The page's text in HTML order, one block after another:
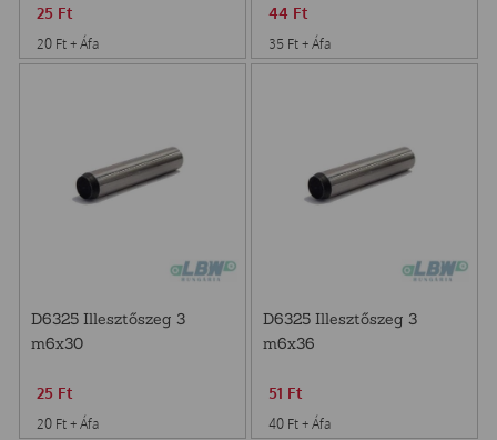
25 Ft
20 Ft + Áfa
44 Ft
35 Ft + Áfa
D6325 Illesztőszeg 3
m6x30
25 Ft
20 Ft + Áfa
D6325 Illesztőszeg 3
m6x36
51 Ft
40 Ft + Áfa